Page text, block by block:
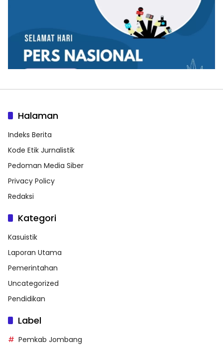
Halaman
Indeks Berita
Kode Etik Jurnalistik
Pedoman Media Siber
Privacy Policy
Redaksi
Kategori
Kasuistik
Laporan Utama
Pemerintahan
Uncategorized
Pendidikan
Label
Pemkab Jombang